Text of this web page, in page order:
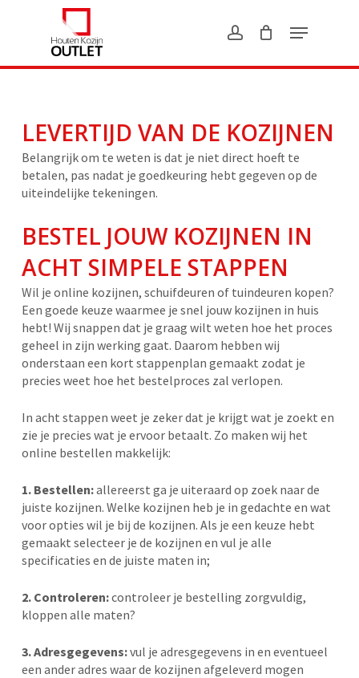
LEVERTIJD VAN DE KOZIJNEN
Belangrijk om te weten is dat je niet direct hoeft te
betalen, pas nadat je goedkeuring hebt gegeven op de
uiteindelijke tekeningen.
BESTEL JOUW KOZIJNEN IN
ACHT SIMPELE STAPPEN
Wil je online kozijnen, schuifdeuren of tuindeuren kopen?
Een goede keuze waarmee je snel jouw kozijnen in huis
hebt! Wij snappen dat je graag wilt weten hoe het proces
geheel in zijn werking gaat. Daarom hebben wij
onderstaan een kort stappenplan gemaakt zodat je
precies weet hoe het bestelproces zal verlopen.
In acht stappen weet je zeker dat je krijgt wat je zoekt en
zie je precies wat je ervoor betaalt. Zo maken wij het
online bestellen makkelijk:
1. Bestellen:allereerst ga je uiteraard op zoek naar de
juiste kozijnen. Welke kozijnen heb je in gedachte en wat
voor opties wil je bij de kozijnen. Als je een keuze hebt
gemaakt selecteer je de kozijnen en vul je alle
specificaties en de juiste maten in;
2. Controleren:controleer je bestelling zorgvuldig,
kloppen alle maten?
3. Adresgegevens:vul je adresgegevens in en eventueel
een ander adres waar de kozijnen afgeleverd mogen